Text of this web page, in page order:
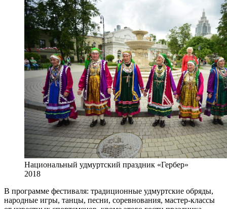
Национальный удмуртский праздник «Гербер»
2018
В программе фестиваля: традиционные удмуртские обряды,
народные игры, танцы, песни, соревнования, мастер-классы